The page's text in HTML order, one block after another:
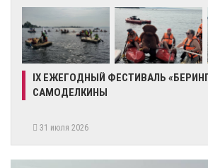
IX ЕЖЕГОДНЫЙ ФЕСТИВАЛЬ
САМОДЕЛКИНЫ
31 июля 2026